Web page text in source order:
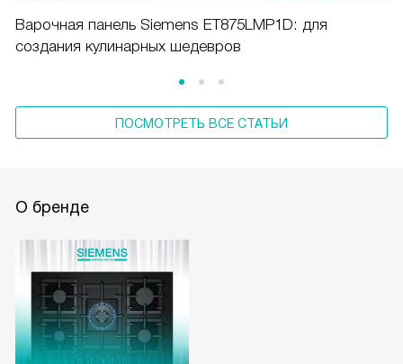
Варочная панель Siemens ET875LMP1D: для
создания кулинарных шедевров
ПОСМОТРЕТЬ ВСЕ СТАТЬИ
О бренде